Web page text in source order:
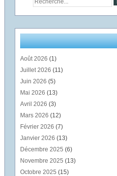
Août 2026 (1)
Juillet 2026 (11)
Juin 2026 (5)
Mai 2026 (13)
Avril 2026 (3)
Mars 2026 (12)
Février 2026 (7)
Janvier 2026 (13)
Décembre 2025 (6)
Novembre 2025 (13)
Octobre 2025 (15)